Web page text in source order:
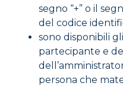
segno “+” o il
del codice
sono disponibili
partecipante e
persona che